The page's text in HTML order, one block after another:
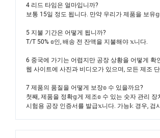
4 리드 타임은 얼마입니까?
보통 15일 정도 됩니다. 만약 우리가 제품을 보유
5 지불 기간은 어떻게 됩니까?
T/T 50% 𝕠인, 배송 전 잔액을 지불해야 𝕩니다.
6 중국에 가기는 어렵지만 공장 상황을 어떻게 확
웹 사이트에 사진과 비디오가 있으며, 모든 제조
7 제품의 품질을 어떻게 보장𝕠 수 있을까요?
첫째, 제품을 정확𝕘게 제조𝕠 수 있는 숫자 관리
시험용 공장 인증서를 발급𝕩니다. 가능𝕜 경우, 검